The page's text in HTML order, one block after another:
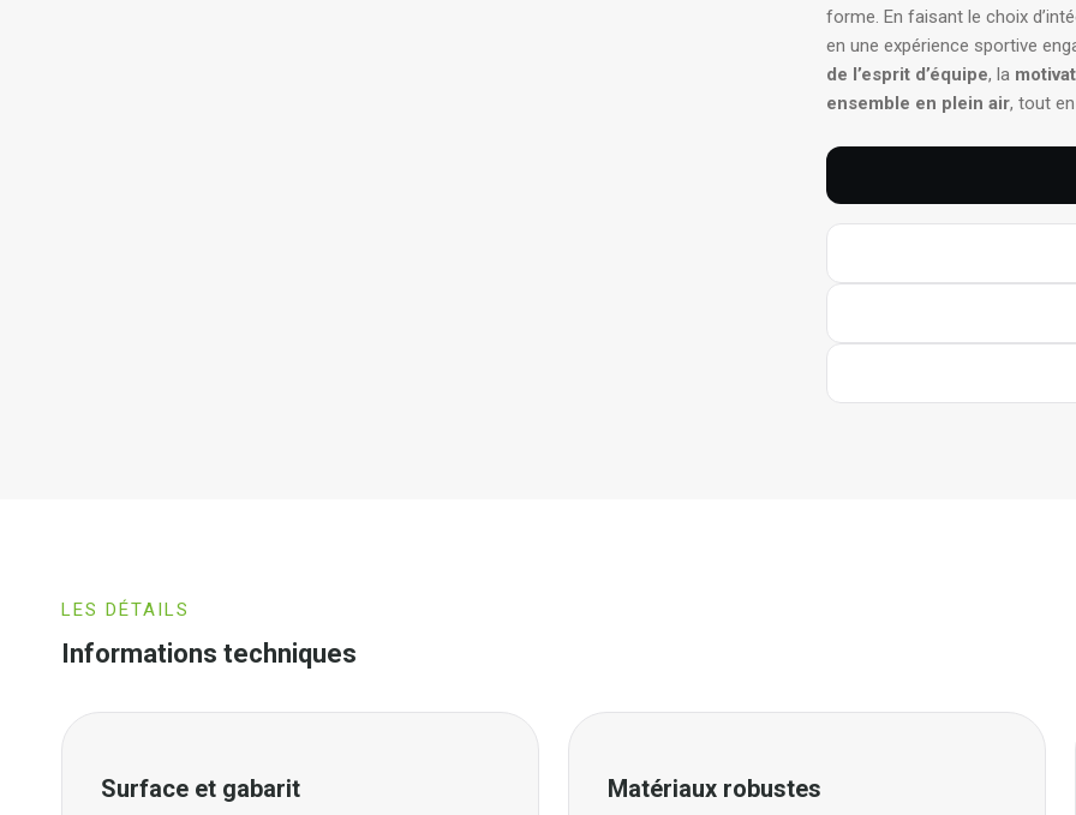
forme. En faisant le choix
en une expérience sportive
de l’esprit d’équipe, la
ensemble en plein air, tout
LES DÉTAILS
Informations techniques
Surface et gabarit Matériaux robustes